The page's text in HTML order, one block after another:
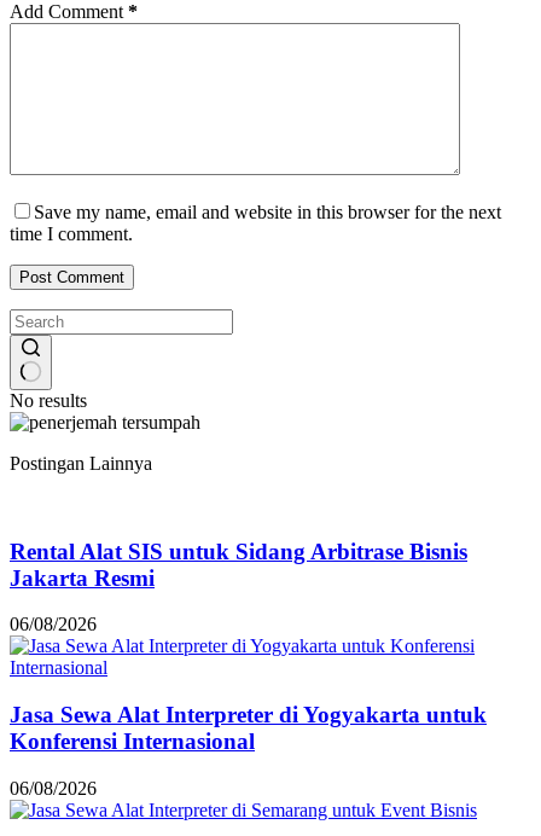
Add Comment *
Save my name, email and website in this browser for the next
time I comment.
Post Comment
No results
Postingan Lainnya
Rental Alat SIS untuk Sidang Arbitrase Bisnis
Jakarta Resmi
06/08/2026
Jasa Sewa Alat Interpreter di Yogyakarta untuk
Konferensi Internasional
06/08/2026